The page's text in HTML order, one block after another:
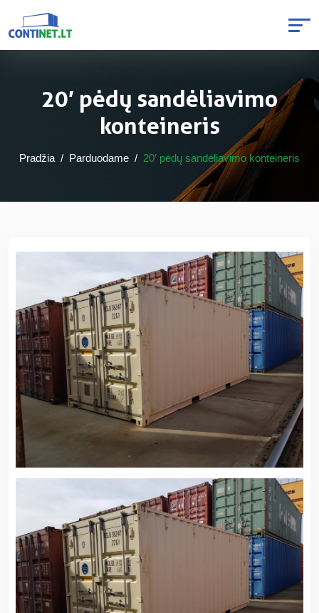
20′ pėdų sandėliavimo
konteineris
Pradžia Parduodame 20′ pėdų sandėliavimo konteineris